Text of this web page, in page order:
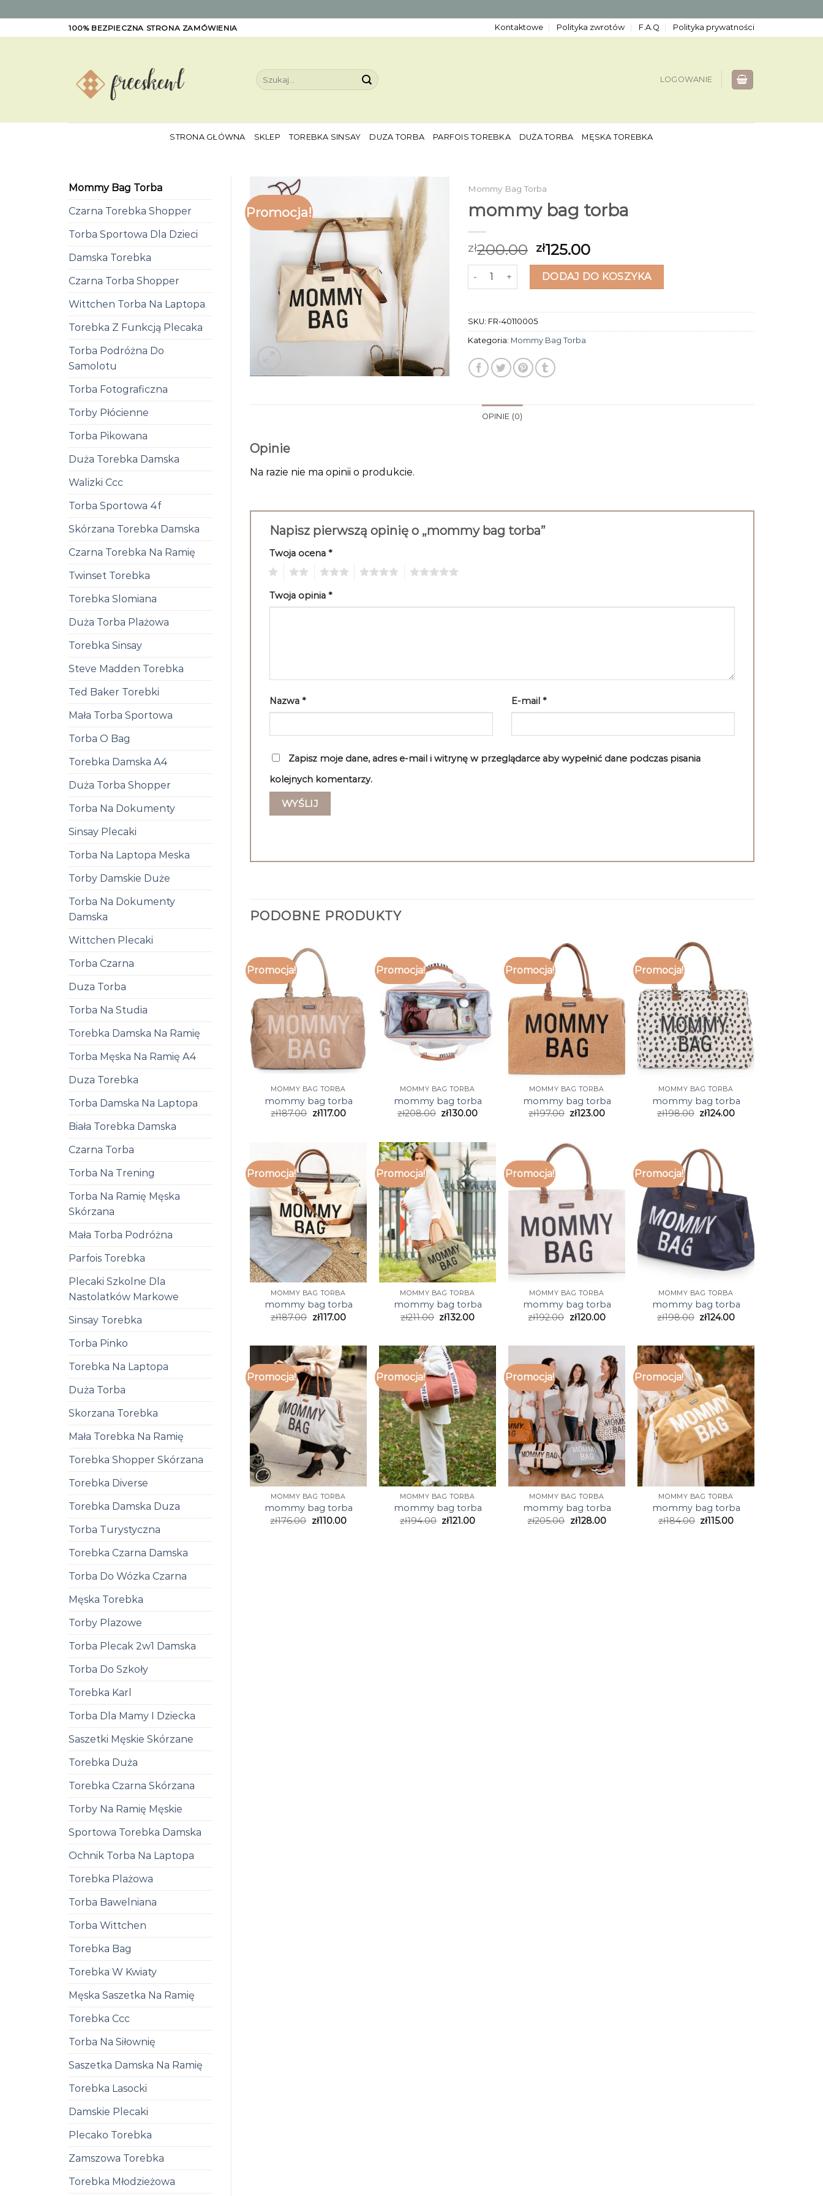
to
100% BEZPIECZNA STRONA ZAMÓWIENIA Kontaktowe Polityka zwrotów F.A.Q Polityka prywatności
Szukaj:
LOGOWANIE
STRONA GŁÓWNA SKLEP TOREBKA SINSAY DUZA TORBA PARFOIS TOREBKA DUŻA TORBA MĘSKA TOREBKA
Mommy Bag Torba
Czarna Torebka Shopper
Torba Sportowa Dla Dzieci
Damska Torebka
Czarna Torba Shopper
Wittchen Torba Na Laptopa
Torebka Z Funkcją Plecaka
Torba Podróżna Do
Samolotu
Torba Fotograficzna
Torby Płócienne
Torba Pikowana
Duża Torebka Damska
Walizki Ccc
Torba Sportowa 4f
Skórzana Torebka Damska
Czarna Torebka Na Ramię
Twinset Torebka
Torebka Slomiana
Duża Torba Plażowa
Torebka Sinsay
Steve Madden Torebka
Ted Baker Torebki
Mała Torba Sportowa
Torba O Bag
Torebka Damska A4
Duża Torba Shopper
Torba Na Dokumenty
Sinsay Plecaki
Torba Na Laptopa Meska
Torby Damskie Duże
Torba Na Dokumenty
Damska
Wittchen Plecaki
Torba Czarna
Duza Torba
Torba Na Studia
Torebka Damska Na Ramię
Torba Męska Na Ramię A4
Duza Torebka
Torba Damska Na Laptopa
Biała Torebka Damska
Czarna Torba
Torba Na Trening
Torba Na Ramię Męska
Skórzana
Mała Torba Podróżna
Parfois Torebka
Plecaki Szkolne Dla
Nastolatków Markowe
Sinsay Torebka
Torba Pinko
Torebka Na Laptopa
Duża Torba
Skorzana Torebka
Mała Torebka Na Ramię
Torebka Shopper Skórzana
Torebka Diverse
Torebka Damska Duza
Torba Turystyczna
Torebka Czarna Damska
Torba Do Wózka Czarna
Męska Torebka
Torby Plazowe
Torba Plecak 2w1 Damska
Torba Do Szkoły
Torebka Karl
Torba Dla Mamy I Dziecka
Saszetki Męskie Skórzane
Torebka Duża
Torebka Czarna Skórzana
Torby Na Ramię Męskie
Sportowa Torebka Damska
Ochnik Torba Na Laptopa
Torebka Plażowa
Torba Bawelniana
Torba Wittchen
Torebka Bag
Torebka W Kwiaty
Męska Saszetka Na Ramię
Torebka Ccc
Torba Na Siłownię
Saszetka Damska Na Ramię
Torebka Lasocki
Damskie Plecaki
Plecako Torebka
Zamszowa Torebka
Torebka Młodzieżowa
Promocja!
Mommy Bag Torba
mommy bag torba
zł200.00 zł125.00
ilość mommy bag torbaDODAJ DO KOSZYKA
SKU: FR-40110005
Kategoria: Mommy Bag Torba
OPINIE (0)
Opinie
Na razie nie ma opinii o produkcie.
Napisz pierwszą opinię o „mommy bag torba”
Twoja ocena *
Twoja opinia *
Nazwa * E-mail *
Zapisz moje dane, adres e-mail i witrynę w przeglądarce aby wypełnić dane podczas pisania
kolejnych komentarzy.
PODOBNE PRODUKTY
Promocja!
MOMMY BAG TORBA
mommy bag torba
zł187.00 zł117.00
Promocja!
MOMMY BAG TORBA
mommy bag torba
zł208.00 zł130.00
Promocja!
MOMMY BAG TORBA
mommy bag torba
zł197.00 zł123.00
Promocja!
MOMMY BAG TORBA
mommy bag torba
zł198.00 zł124.00
Promocja!
MOMMY BAG TORBA
mommy bag torba
zł187.00 zł117.00
Promocja!
MOMMY BAG TORBA
mommy bag torba
zł211.00 zł132.00
Promocja!
MOMMY BAG TORBA
mommy bag torba
zł192.00 zł120.00
Promocja!
MOMMY BAG TORBA
mommy bag torba
zł198.00 zł124.00
Promocja!
MOMMY BAG TORBA
mommy bag torba
zł176.00 zł110.00
Promocja!
MOMMY BAG TORBA
mommy bag torba
zł194.00 zł121.00
Promocja!
MOMMY BAG TORBA
mommy bag torba
zł205.00 zł128.00
Promocja!
MOMMY BAG TORBA
mommy bag torba
zł184.00 zł115.00